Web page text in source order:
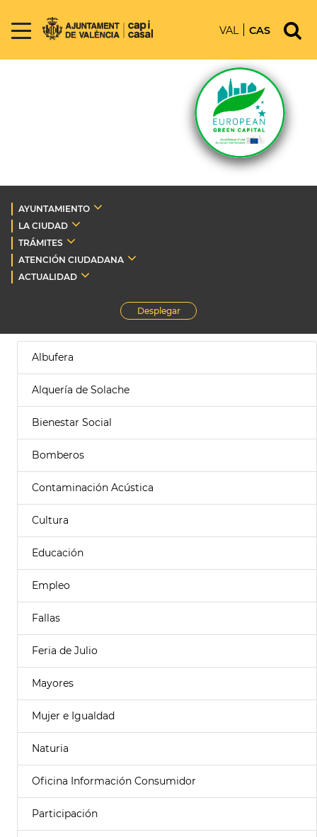
VAL CAS
AYUNTAMIENTO
LA CIUDAD
TRÁMITES
ATENCIÓN CIUDADANA
ACTUALIDAD
Desplegar
Albufera
Alquería de Solache
Bienestar Social
Bomberos
Contaminación Acústica
Cultura
Educación
Empleo
Fallas
Feria de Julio
Mayores
Mujer e Igualdad
Naturia
Oficina Información Consumidor
Participación